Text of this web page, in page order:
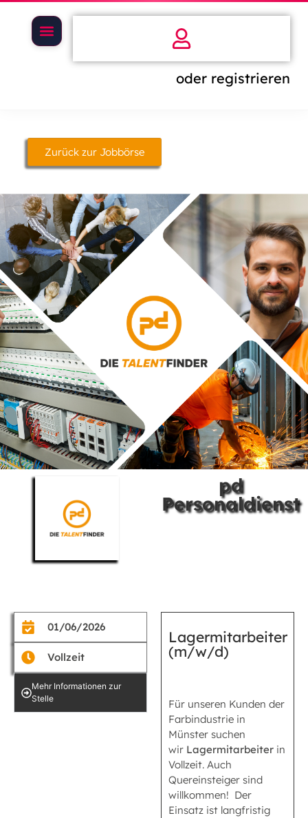
oder registrieren
Zurück zur Jobbörse
pd
Personaldienst
01/06/2026
Vollzeit
Mehr Informationen zur
Stelle
Lagermitarbeiter
(m/w/d)
Für unseren Kunden der
Farbindustrie in
Münster suchen
wir Lagermitarbeiter in
Vollzeit. Auch
Quereinsteiger sind
willkommen! Der
Einsatz ist langfristig